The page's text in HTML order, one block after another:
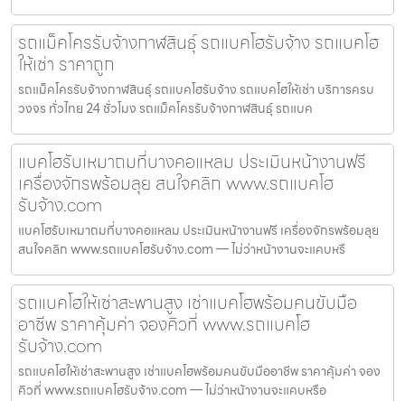
รถแม็คโครรับจ้างกาฬสินธุ์ รถแบคโฮรับจ้าง รถแบคโฮ
ให้เช่า ราคาถูก
รถแม็คโครรับจ้างกาฬสินธุ์ รถแบคโฮรับจ้าง รถแบคโฮให้เช่า บริการครบ
วงจร ทั่วไทย 24 ชั่วโมง รถแม็คโครรับจ้างกาฬสินธุ์ รถแบค
แบคโฮรับเหมาถมที่บางคอแหลม ประเมินหน้างานฟรี
เครื่องจักรพร้อมลุย สนใจคลิก www.รถแบคโฮ
รับจ้าง.com
แบคโฮรับเหมาถมที่บางคอแหลม ประเมินหน้างานฟรี เครื่องจักรพร้อมลุย
สนใจคลิก www.รถแบคโฮรับจ้าง.com — ไม่ว่าหน้างานจะแคบหรื
รถแบคโฮให้เช่าสะพานสูง เช่าแบคโฮพร้อมคนขับมือ
อาชีพ ราคาคุ้มค่า จองคิวที่ www.รถแบคโฮ
รับจ้าง.com
รถแบคโฮให้เช่าสะพานสูง เช่าแบคโฮพร้อมคนขับมืออาชีพ ราคาคุ้มค่า จอง
คิวที่ www.รถแบคโฮรับจ้าง.com — ไม่ว่าหน้างานจะแคบหรือ